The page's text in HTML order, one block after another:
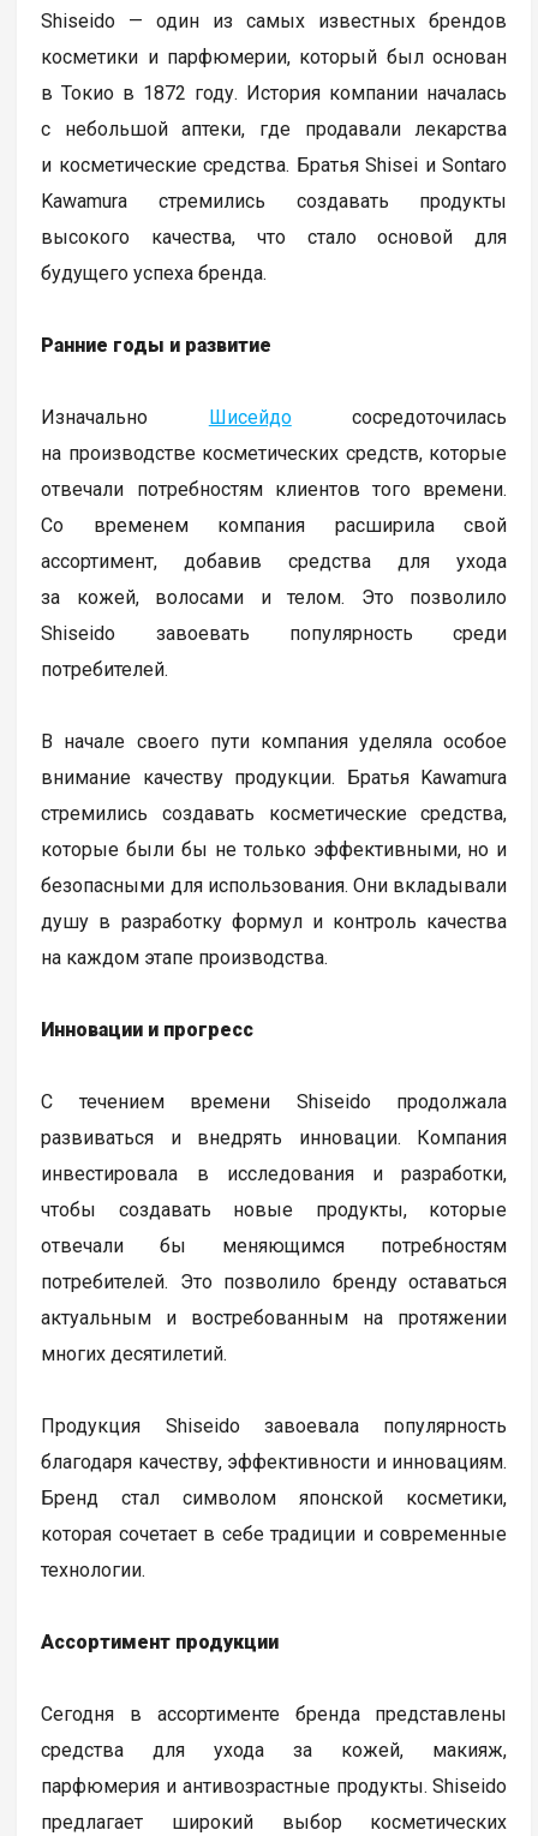
Shiseido — один из самых известных брендов
косметики и парфюмерии, который был основан
в Токио в 1872 году. История компании началась
с небольшой аптеки, где продавали лекарства
и косметические средства. Братья Shisei и Sontaro
Kawamura стремились создавать продукты
высокого качества, что стало основой для
будущего успеха бренда.
Ранние годы и развитие
Изначально Шисейдососредоточилась
на производстве косметических средств, которые
отвечали потребностям клиентов того времени.
Со временем компания расширила свой
ассортимент, добавив средства для ухода
за кожей, волосами и телом. Это позволило
Shiseido завоевать популярность среди
потребителей.
В начале своего пути компания уделяла особое
внимание качеству продукции. Братья Kawamura
стремились создавать косметические средства,
которые были бы не только эффективными, но и
безопасными для использования. Они вкладывали
душу в разработку формул и контроль качества
на каждом этапе производства.
Инновации и прогресс
С течением времени Shiseido продолжала
развиваться и внедрять инновации. Компания
инвестировала в исследования и разработки,
чтобы создавать новые продукты, которые
отвечали бы меняющимся потребностям
потребителей. Это позволило бренду оставаться
актуальным и востребованным на протяжении
многих десятилетий.
Продукция Shiseido завоевала популярность
благодаря качеству, эффективности и инновациям.
Бренд стал символом японской косметики,
которая сочетает в себе традиции и современные
технологии.
Ассортимент продукции
Сегодня в ассортименте бренда представлены
средства для ухода за кожей, макияж,
парфюмерия и антивозрастные продукты. Shiseido
предлагает широкий выбор косметических